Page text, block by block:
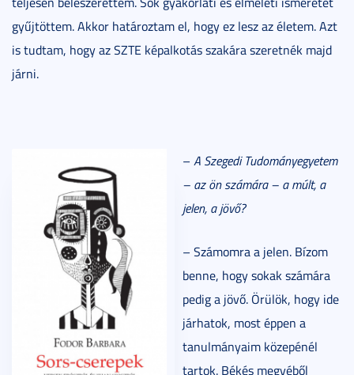
gyűjtöttem. Akkor határoztam el, hogy ez lesz az életem. Azt
is tudtam, hogy az SZTE képalkotás szakára szeretnék majd
járni.
– A Szegedi Tudományegyetem
– az ön számára – a múlt, a
jelen, a jövő?
– Számomra a jelen. Bízom
benne, hogy sokak számára
pedig a jövő. Örülök, hogy ide
járhatok, most éppen a
tanulmányaim közepénél
tartok. Békés megyéből